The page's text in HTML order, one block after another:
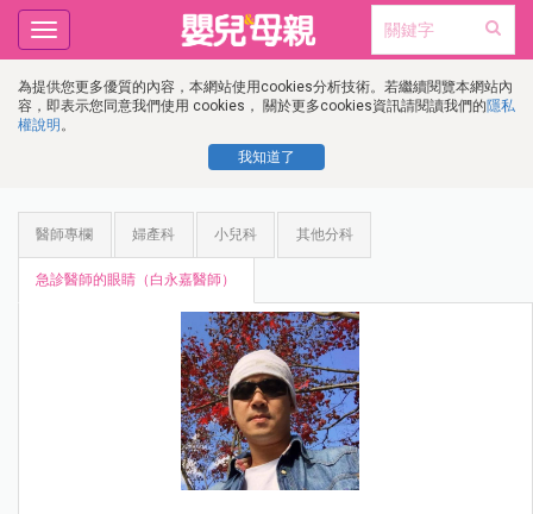
為提供您更多優質的內容，本網站使用cookies分析技術。若繼續閱覽本網站內
容，即表示您同意我們使用 cookies， 關於更多cookies資訊請閱讀我們的隱私
權說明 。
我知道了
Toggle
navigation
醫師專欄 婦產科 小兒科 其他分科
急診醫師的眼睛（白永嘉醫師）